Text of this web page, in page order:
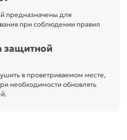
предназначены для
при соблюдении правил
защитной
в проветриваемом месте,
необходимости обновлять